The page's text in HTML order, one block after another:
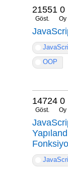
21551
Göst.
0
Oy
OOP
14724
Göst.
0
Oy